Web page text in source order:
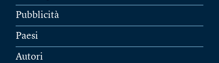
Pubblicità
Paesi
Autori